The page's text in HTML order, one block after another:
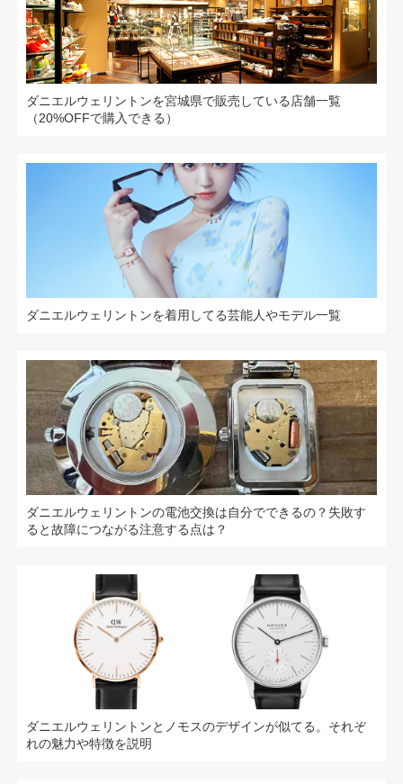
ダニエルウェリントンを宮城県で販売している店舗一覧
（20%OFFで購入できる）
ダニエルウェリントンを着用してる芸能人やモデル一覧
ダニエルウェリントンの電池交換は自分でできるの？失敗す
ると故障につながる注意する点は？
ダニエルウェリントンとノモスのデザインが似てる。それぞ
れの魅力や特徴を説明